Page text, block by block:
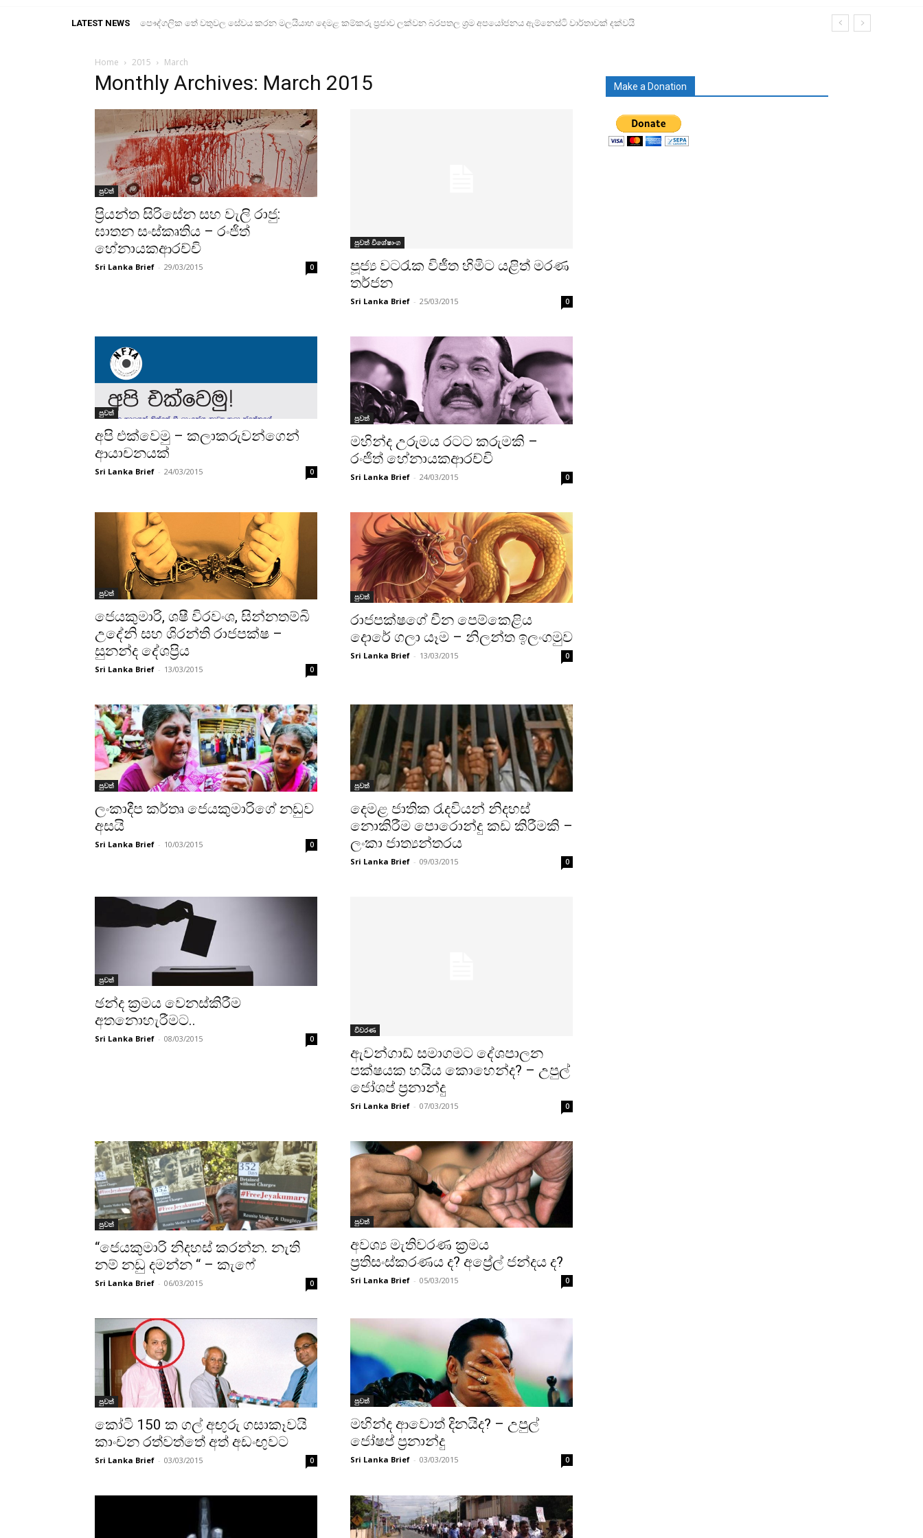
LATEST NEWS පෞද්ගලික තේ වතුවල සේවය කරන මලයියාහ දෙමළ කම්කරු ප්‍රජාව ලක්වන බරපතල ශ්‍රම අපයෝජනය ඇම්නෙස්ටි වාර්තාවක් දක්වයි
Home 2015 March
Monthly Archives: March 2015
පුවත්
ප්‍රියන්ත සිරිසේන සහ වැලි රාජු:
ඝාතන සංස්කෘතිය – රංජිත්
හේනායකආරච්චි
Sri Lanka Brief - 29/03/2015 0
පුවත් විශේෂාංග
පූජ්‍ය වටරැක විජීත හිමිට යළිත් මරණ
තර්ජන
Sri Lanka Brief - 25/03/2015 0
පුවත්
අපි එක්වෙමු – කලාකරුවන්ගෙන්
ආයාචනයක්
Sri Lanka Brief - 24/03/2015 0
පුවත්
මහින්ද උරුමය රටට කරුමකි –
රංජිත් හේනායකආරච්චි
Sri Lanka Brief - 24/03/2015 0
පුවත්
ජෙයකුමාරි, ශෂී විරවංශ, සින්නතම්බි
උදේනි සහ ශිරන්ති රාජපක්ෂ –
සුනන්ද දේශප්‍රිය
Sri Lanka Brief - 13/03/2015 0
පුවත්
රාජපක්ෂගේ චීන පෙම්කෙළිය
දොරේ ගලා යෑම – නිලන්ත ඉලංගමුව
Sri Lanka Brief - 13/03/2015 0
පුවත්
ලංකාදීප කර්තෘ ජෙයකුමාරිගේ නඩුව
අසයි
Sri Lanka Brief - 10/03/2015 0
පුවත්
දෙමළ ජාතික රැදවියන් නිදහස්
නොකිරීම පොරොන්දු කඩ කිරීමකි –
ලංකා ජාත්‍යන්තරය
Sri Lanka Brief - 09/03/2015 0
පුවත්
ඡන්ද ක‍්‍රමය වෙනස්කිරීම
අතනොහැරීමට..
Sri Lanka Brief - 08/03/2015 0
විවරණ
ඇවන්ගාඩ් සමාගමට දේශපාලන
පක්ෂයක හයිය කොහෙන්ද? – උපුල්
ජෝශප් ප්‍රනාන්දු
Sri Lanka Brief - 07/03/2015 0
පුවත්
“ජෙයකුමාරි නිදහස් කරන්න. නැති
නම් නඩු දමන්න “ – කැෆේ
Sri Lanka Brief - 06/03/2015 0
පුවත්
අවශ්‍ය මැතිවරණ ක්‍රමය
ප්‍රතිසංස්කරණය ද? අප්‍රේල් ජන්දය ද?
Sri Lanka Brief - 05/03/2015 0
පුවත්
කෝටි 150 ක ගල් අඟුරු ගසාකෑවයි
කාංචන රත්වත්තේ අත් අඩංඟුවට
Sri Lanka Brief - 03/03/2015 0
පුවත්
මහින්ද ආවොත් දිනයිද? – උපුල්
ජෝෂප් ප්‍රනාන්දු
Sri Lanka Brief - 03/03/2015 0
Make a Donation